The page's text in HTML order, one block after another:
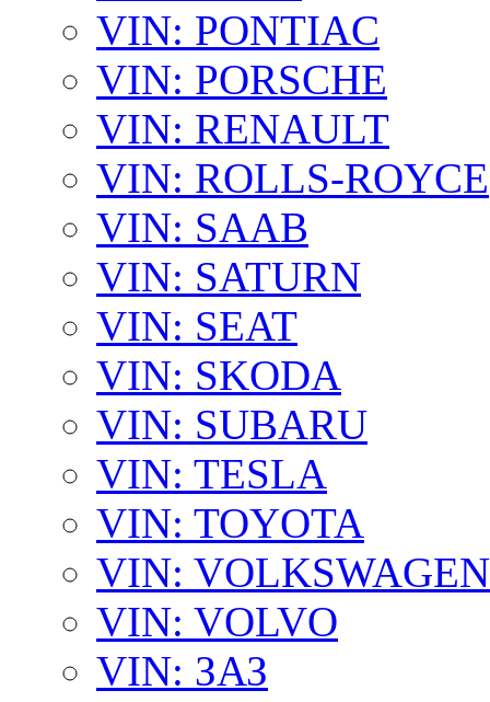
VIN: PONTIAC
VIN: PORSCHE
VIN: RENAULT
VIN: ROLLS-ROYCE
VIN: SAAB
VIN: SATURN
VIN: SEAT
VIN: SKODA
VIN: SUBARU
VIN: TESLA
VIN: TOYOTA
VIN: VOLKSWAGEN
VIN: VOLVO
VIN: ЗАЗ